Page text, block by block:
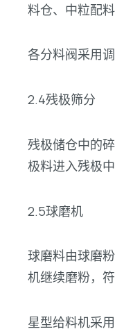
料仓、中粒配
各分料阀采用
2.4残极筛分
残极储仓中的
极料进入残极
2.5球磨机
球磨料由球磨
机继续磨粉，
星型给料机采